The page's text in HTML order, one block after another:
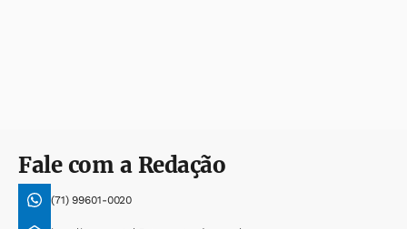
Fale com a Redação
(71) 99601-0020